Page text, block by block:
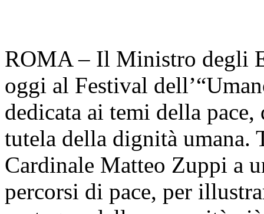
ROMA – Il Ministro degli
oggi al Festival
dedicata ai temi della
tutela della dignità umana.
Cardinale Matteo Zuppi a
percorsi di pace, per